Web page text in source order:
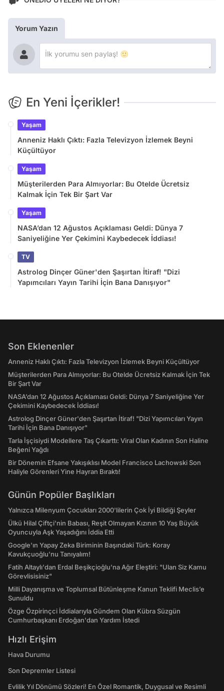
Yorum Yazın
En Yeni İçerikler!
Yaşam
Anneniz Haklı Çıktı: Fazla Televizyon İzlemek Beyni
Küçültüyor
Yaşam
Müşterilerden Para Almıyorlar: Bu Otelde Ücretsiz
Kalmak İçin Tek Bir Şart Var
Yaşam
NASA’dan 12 Ağustos Açıklaması Geldi: Dünya 7
Saniyeliğine Yer Çekimini Kaybedecek İddiası!
TV
Astrolog Dinçer Güner'den Şaşırtan İtiraf! "Dizi
Yapımcıları Yayın Tarihi İçin Bana Danışıyor"
Son Eklenenler
Anneniz Haklı Çıktı: Fazla Televizyon İzlemek Beyni Küçültüyor
Müşterilerden Para Almıyorlar: Bu Otelde Ücretsiz Kalmak İçin Tek
Bir Şart Var
NASA’dan 12 Ağustos Açıklaması Geldi: Dünya 7 Saniyeliğine Yer
Çekimini Kaybedecek İddiası!
Astrolog Dinçer Güner'den Şaşırtan İtiraf! "Dizi Yapımcıları Yayın
Tarihi İçin Bana Danışıyor"
Tarla İşçisiydi Modellere Taş Çıkarttı: Viral Olan Kadının Son Haline
Beğeni Yağdı
Bir Dönemin Efsane Yakışıklısı Model Francisco Lachowski Son
Haliyle Görenleri Yine Hayran Bıraktı!
Günün Popüler Başlıkları
Yalnızca Milenyum Çocukları 2000'lilerin Çok İyi Bildiği Şeyler
Ülkü Hilal Çiftçi'nin Babası, Reşit Olmayan Kızının 10 Yaş Büyük
Oyuncuyla Aşk Yaşadığını İddia Etti
Google'ın Yapay Zeka Biriminin Başındaki Türk: Koray
Kavukçuoğlu'nu Tanıyalım!
Fatih Altaylı'dan Erdal Beşikçioğlu'na Ağır Eleştiri: "Ulan Siz Kamu
Görevlisisiniz"
Milli Dayanışma ve Toplumsal Bütünleşme Kanun Teklifi Meclis’e
Sunuldu
Özge Özpirinçci İddialarıyla Gündem Olan Kübra Süzgün
Cumhurbaşkanı Erdoğan'dan Yardım İstedi
Hızlı Erişim
Hava Durumu
Son Depremler Listesi
Evlilik Yıl Dönümü Sözleri! En Özel Romantik, Duygusal ve Resimli